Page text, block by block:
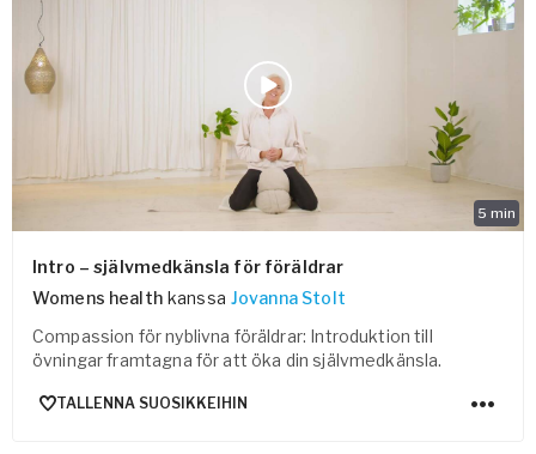
5 min
Intro – självmedkänsla för föräldrar
Womens health kanssa Jovanna Stolt
Compassion för nyblivna föräldrar: Introduktion till
övningar framtagna för att öka din självmedkänsla.
TALLENNA SUOSIKKEIHIN